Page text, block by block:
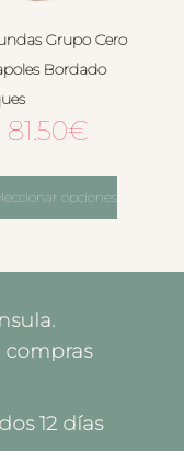
Grupo Cero
Bordado
81.50€
opciones
Península.
12 días